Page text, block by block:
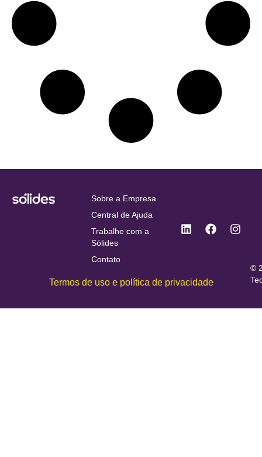
Sobre a Empresa
Central de Ajuda
Trabalhe com a
Sólides
Contato
Termos de uso e política de privacidade
©